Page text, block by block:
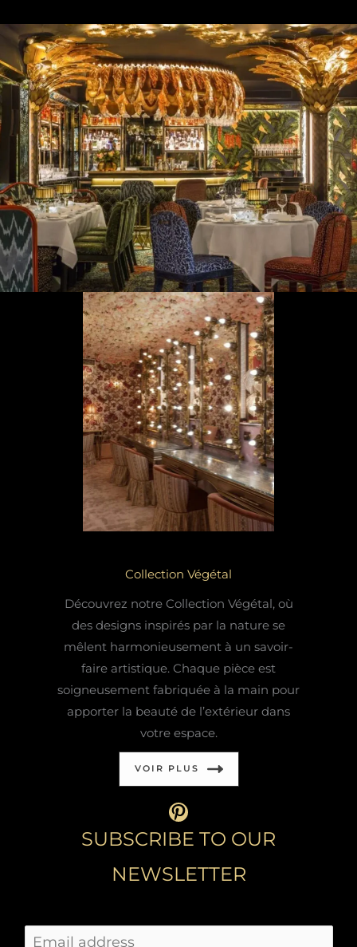
Collection Végétal
Découvrez notre Collection Végétal, où
des designs inspirés par la nature se
mêlent harmonieusement à un savoir-
faire artistique. Chaque pièce est
soigneusement fabriquée à la main pour
apporter la beauté de l’extérieur dans
votre espace.
VOIR PLUS
https://
SUBSCRIBE TO OUR
NEWSLETTER